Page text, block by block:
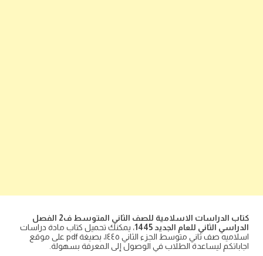
كتاب الدراسات الاسلامية للصف الثاني المتوسط ف2 الفصل
الدراسي الثاني للعام الجديد 1445
، يمكنك تحميل كتاب مادة دراسات
اسلاميه صف ثاني متوسط الجزء الثاني ١٤٤٥، بصيغة pdf على موقع
اجاباتكم ليساعدة الطلاب في الوصول إلى المعرفة بسهولة.